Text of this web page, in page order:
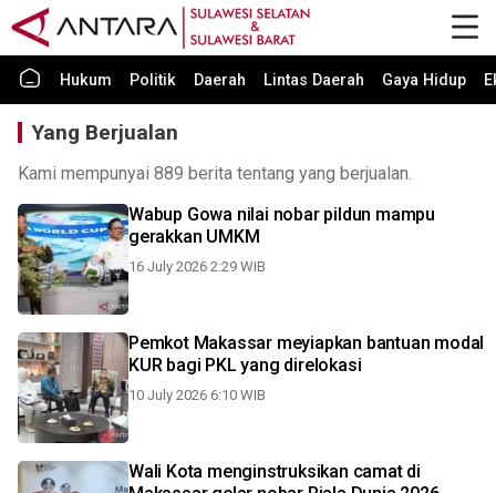
Hukum Politik Daerah Lintas Daerah Gaya Hidup
Yang Berjualan
Kami mempunyai 889 berita tentang yang berjualan.
Wabup Gowa nilai nobar pildun mampu
gerakkan UMKM
16 July 2026 2:29 WIB
Pemkot Makassar meyiapkan bantuan modal
KUR bagi PKL yang direlokasi
10 July 2026 6:10 WIB
Wali Kota menginstruksikan camat di